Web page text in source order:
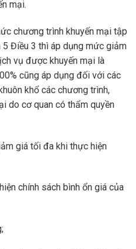
mại.
chương trình khuyến mại tập
Điều 3 thì áp dụng mức giảm
vụ được khuyến mại là
cũng áp dụng đối với các
khổ các chương trình,
do cơ quan có thẩm quyền
giá tối đa khi thực hiện
chính sách bình ổn giá của